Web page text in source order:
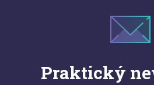
Praktický